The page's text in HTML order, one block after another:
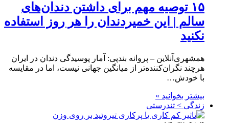
۱۵ توصیه مهم برای داشتن دندان‌های
سالم | این خمیردندان را هر روز استفاده
نکنید
همشهری‌آنلاین – پروانه بندپی: آمار پوسیدگی دندان در ایران
هرچند نگران‌کننده‌تر از میانگین جهانی نیست، اما در مقایسه
با خودش…
بیشتر بخوانید »
زندگی > تندرستی